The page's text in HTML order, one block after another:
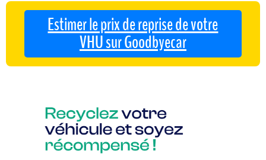
Estimer le prix de reprise de votre
VHU sur Goodbyecar